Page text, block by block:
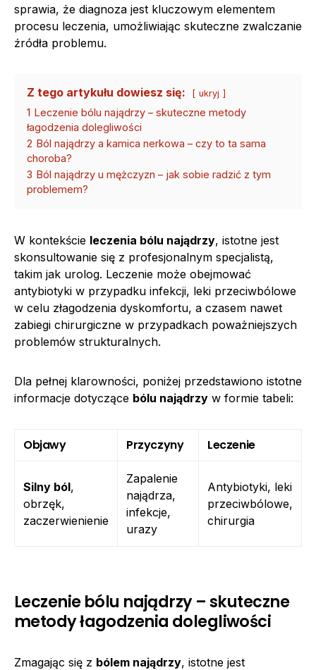
sprawia, że diagnoza jest kluczowym elementem
procesu leczenia, umożliwiając skuteczne zwalczanie
źródła problemu.
Z tego artykułu dowiesz się: ukryj
1 Leczenie bólu najądrzy – skuteczne metody
łagodzenia dolegliwości
2 Ból najądrzy a kamica nerkowa – czy to ta sama
choroba?
3 Ból najądrzy u mężczyzn – jak sobie radzić z tym
problemem?
W kontekście leczenia bólu najądrzy, istotne jest
skonsultowanie się z profesjonalnym specjalistą,
takim jak urolog. Leczenie może obejmować
antybiotyki w przypadku infekcji, leki przeciwbólowe
w celu złagodzenia dyskomfortu, a czasem nawet
zabiegi chirurgiczne w przypadkach poważniejszych
problemów strukturalnych.
Dla pełnej klarowności, poniżej przedstawiono istotne
informacje dotyczące bólu najądrzy w formie tabeli:
Objawy Przyczyny Leczenie
Silny ból,
obrzęk,
zaczerwienienie
Zapalenie
najądrza,
infekcje,
urazy
Antybiotyki, leki
przeciwbólowe,
chirurgia
Leczenie bólu najądrzy – skuteczne
metody łagodzenia dolegliwości
Zmagając się z bólem najądrzy, istotne jest